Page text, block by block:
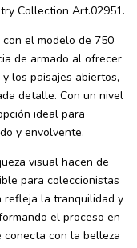
Collection Art.02951.
con el modelo de 750
de armado al ofrecer
los paisajes abiertos,
detalle. Con un nivel
ideal para
y envolvente.
visual hacen de
para coleccionistas
refleja la tranquilidad y
el proceso en
con la belleza